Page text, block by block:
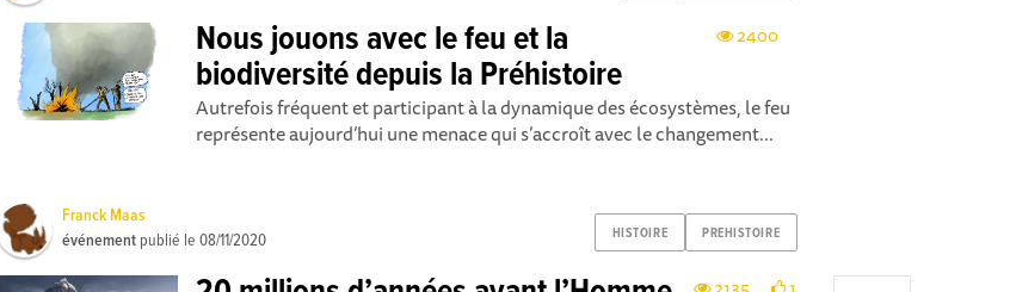
2400
Nous jouons avec le feu et la
biodiversité depuis la Préhistoire
Autrefois fréquent et participant à la dynamique des écosystèmes, le feu
représente aujourd’hui une menace qui s’accroît avec le changement...
HISTOIRE PREHISTOIRE
Franck Maas
événement publié le08/11/2020